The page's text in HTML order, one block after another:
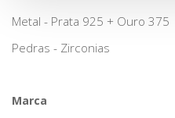
Metal - Prata 925 + Ouro 375
Pedras - Zirconias
Marca